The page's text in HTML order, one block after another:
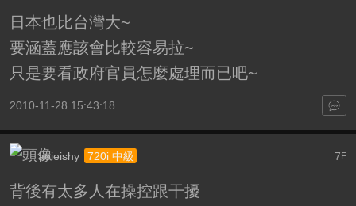
日本也比台灣大~
要涵蓋應該會比較容易拉~
只是要看政府官員怎麼處理而已吧~
2010-11-28 15:43:18
7F
aoieishy 720i 中級
背後有太多人在操控跟干擾